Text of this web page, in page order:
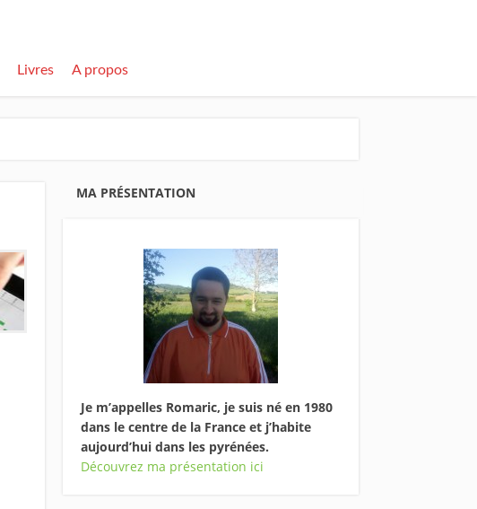
Livres A propos
MA PRÉSENTATION
Je m’appelles Romaric, je suis né en 1980
dans le centre de la France et j’habite
aujourd’hui dans les pyrénées.
Découvrez ma présentation ici